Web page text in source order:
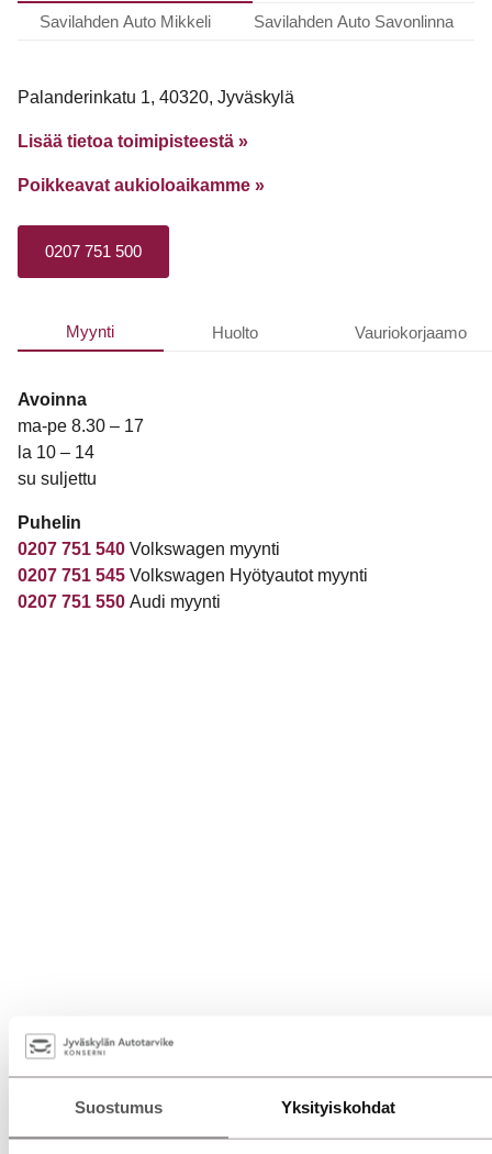
Suostumus Yksityiskohdat
Savilahden Auto Mikkeli Savilahden Auto Savonlinna
Palanderinkatu 1, 40320, Jyväskylä
Lisää tietoa toimipisteestä »
Poikkeavat aukioloaikamme »
0207 751 500
Myynti Huolto Vauriokorjaamo
Avoinna
ma-pe 8.30 – 17
la 10 – 14
su suljettu
Puhelin
0207 751 540 Volkswagen myynti
0207 751 545 Volkswagen Hyötyautot myynti
0207 751 550 Audi myynti